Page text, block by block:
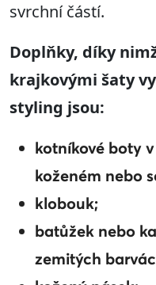
svrchní částí.
Doplňky, díky
krajkovými šaty
styling jsou:
kotníkové boty
koženém nebo
klobouk;
batůžek nebo
zemitých